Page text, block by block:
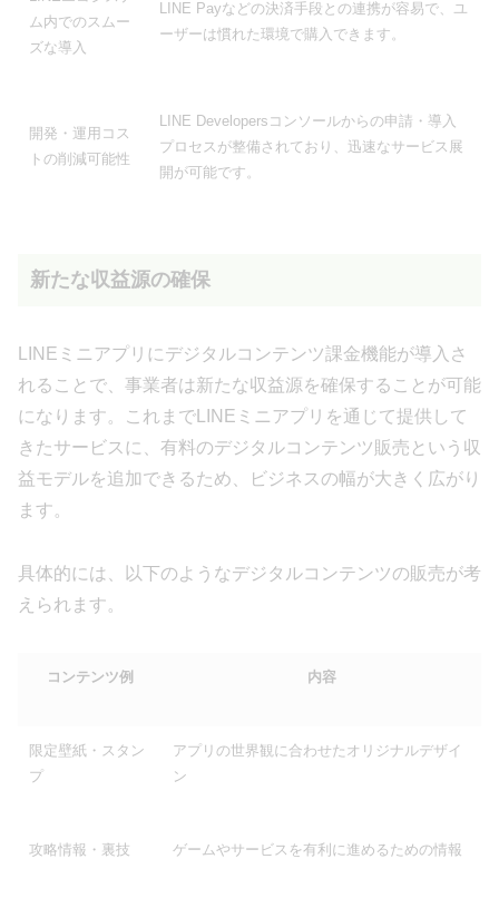
ム内でのスムー
ズな導入
LINE Payなどの決済手段との連携が容易で、ユ
ーザーは慣れた環境で購入できます。
開発・運用コス
トの削減可能性
LINE Developersコンソールからの申請・導入
プロセスが整備されており、迅速なサービス展
開が可能です。
新たな収益源の確保
LINEミニアプリにデジタルコンテンツ課金機能が導入さ
れることで、事業者は新たな収益源を確保することが可能
になります。これまでLINEミニアプリを通じて提供して
きたサービスに、有料のデジタルコンテンツ販売という収
益モデルを追加できるため、ビジネスの幅が大きく広がり
ます。
具体的には、以下のようなデジタルコンテンツの販売が考
えられます。
コンテンツ例 内容
限定壁紙・スタン
プ
アプリの世界観に合わせたオリジナルデザイ
ン
攻略情報・裏技 ゲームやサービスを有利に進めるための情報